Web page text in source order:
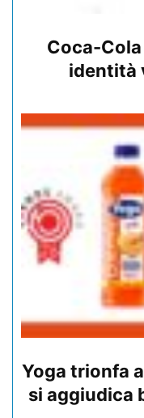
Coca-
identità
Yoga trionfa
si aggiudica